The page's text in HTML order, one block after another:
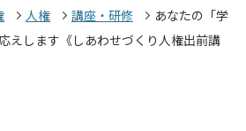
人権 講座・研修
あなたの「学
えします《しあわせづくり人権出前講